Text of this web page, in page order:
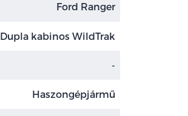
Ford Ranger
Dupla kabinos WildTrak
-
Haszongépjármű